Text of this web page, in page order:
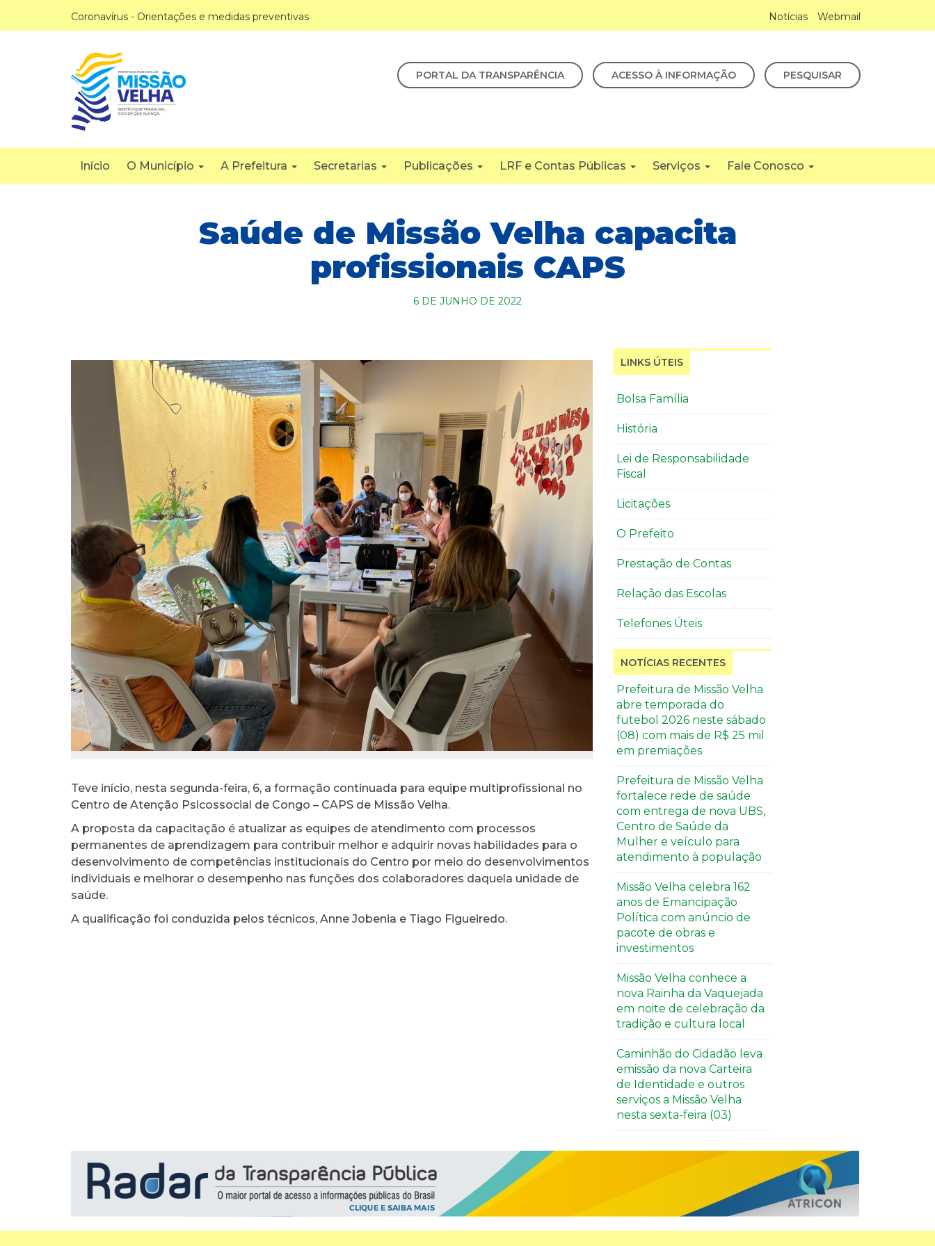
Coronavírus - Orientações e medidas preventivas Notícias Webmail
PORTAL DA TRANSPARÊNCIA ACESSO À INFORMAÇÃO PESQUISAR
Início O Município A Prefeitura Secretarias Publicações LRF e Contas Públicas Serviços Fale Conosco
Saúde de Missão Velha capacita
profissionais CAPS
6 DE JUNHO DE 2022
Teve início, nesta segunda-feira, 6, a formação continuada para equipe multiprofissional no
Centro de Atenção Psicossocial de Congo – CAPS de Missão Velha.
A proposta da capacitação é atualizar as equipes de atendimento com processos
permanentes de aprendizagem para contribuir melhor e adquirir novas habilidades para o
desenvolvimento de competências institucionais do Centro por meio do desenvolvimentos
individuais e melhorar o desempenho nas funções dos colaboradores daquela unidade de
saúde.
A qualificação foi conduzida pelos técnicos, Anne Jobenia e Tiago Figueiredo.
LINKS ÚTEIS
Bolsa Família
História
Lei de Responsabilidade
Fiscal
Licitações
O Prefeito
Prestação de Contas
Relação das Escolas
Telefones Úteis
NOTÍCIAS RECENTES
Prefeitura de Missão Velha
abre temporada do
futebol 2026 neste sábado
(08) com mais de R$ 25 mil
em premiações
Prefeitura de Missão Velha
fortalece rede de saúde
com entrega de nova UBS,
Centro de Saúde da
Mulher e veículo para
atendimento à população
Missão Velha celebra 162
anos de Emancipação
Política com anúncio de
pacote de obras e
investimentos
Missão Velha conhece a
nova Rainha da Vaquejada
em noite de celebração da
tradição e cultura local
Caminhão do Cidadão leva
emissão da nova Carteira
de Identidade e outros
serviços a Missão Velha
nesta sexta-feira (03)